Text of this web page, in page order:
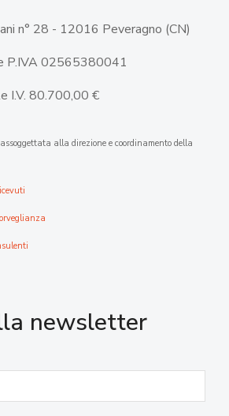
n° 28 - 12016 Peveragno (CN)
P.IVA 02565380041
I.V. 80.700,00 €
alla direzione e coordinamento della
newsletter